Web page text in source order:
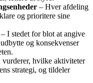
– Hver afdeling
og prioritere sine
– I stedet for blot at angive
og konsekvenser
vurderer, hvilke aktiviteter
strategi, og tildeler